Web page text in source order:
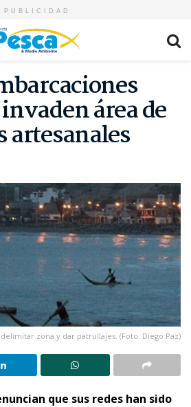
PUBLICIDAD
área de
artesanales
zona y dar patrullajes. (Foto: Diego Paz)
que sus redes han sido